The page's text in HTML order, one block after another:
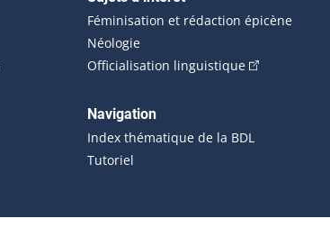
hyperlien externe s'ouvrira dans une nouvelle
s'ouvrira dans une nouvelle fenêtre.)
externe s'ouvrira dans une nouvelle fenêtre.)
dans une nouvelle fenêtre.)
Féminisation et rédaction épicène
Néologie
Officialisation linguistique(Cet
Navigation
Index thématique de la BDL
Tutoriel